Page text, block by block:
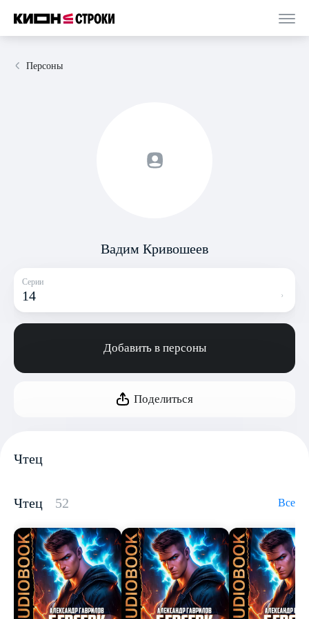
Персоны
Вадим Кривошеев
Серии
14
Добавить в персоны
Поделиться
Чтец
Чтец 52 Все